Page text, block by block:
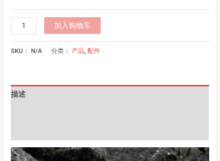
加入购物车
SKU： N/A 分类： 产品 ,配件
描述